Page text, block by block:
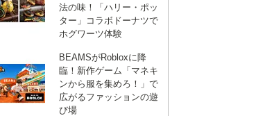
法の味！「ハリー・ポッ
ター」コラボドーナツで
ホグワーツ体験
BEAMSがRobloxに降
臨！新作ゲーム「マネキ
ンから服を集めろ！」で
広がるファッションの遊
び場